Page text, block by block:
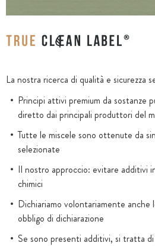
La nostra ricerca di qualità e sicurezza
Principi attivi premium da sostanze
diretto dai principali produttori del
Tutte le miscele sono ottenute da
selezionate
Il nostro approccio: evitare additivi
chimici
Dichiariamo volontariamente anche
obbligo di dichiarazione
Se sono presenti additivi, si tratta